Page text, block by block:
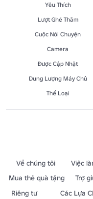
Yêu Thích
Lượt Ghé Thăm
Cuộc Nói Chuyện
Camera
Được Cập Nhật
Dung Lượng Máy Chủ
Thể Loại
Về chúng tôi Việc
Mua thẻ quà tặng
Trợ
Riêng tư
Các Lựa